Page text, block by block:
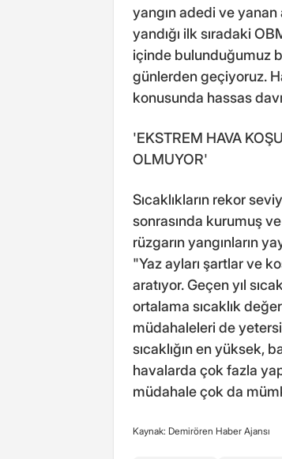
yangın adedi ve yanan
yandığı ilk sıradaki
içinde bulunduğumuz
günlerden geçiyoruz.
konusunda hassas
'EKSTREM HAVA
OLMUYOR'
Sıcaklıkların rekor
sonrasında kurumuş
rüzgarın yangınların
"Yaz ayları şartlar ve
aratıyor. Geçen yıl
ortalama sıcaklık
müdahaleleri de
sıcaklığın en yüksek,
havalarda çok fazla
müdahale çok da
Kaynak: Demirören Haber Ajansı